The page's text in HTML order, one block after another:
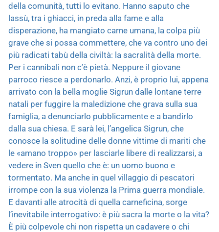
della comunità, tutti lo evitano. Hanno saputo che
lassù, tra i ghiacci, in preda alla fame e alla
disperazione, ha mangiato carne umana, la colpa più
grave che si possa commettere, che va contro uno dei
più radicati tabù della civiltà: la sacralità della morte.
Per i cannibali non c’è pietà. Neppure il giovane
parroco riesce a perdonarlo. Anzi, è proprio lui, appena
arrivato con la bella moglie Sigrun dalle lontane terre
natali per fuggire la maledizione che grava sulla sua
famiglia, a denunciarlo pubblicamente e a bandirlo
dalla sua chiesa. E sarà lei, l’angelica Sigrun, che
conosce la solitudine delle donne vittime di mariti che
le «amano troppo» per lasciarle libere di realizzarsi, a
vedere in Sven quello che è: un uomo buono e
tormentato. Ma anche in quel villaggio di pescatori
irrompe con la sua violenza la Prima guerra mondiale.
E davanti alle atrocità di quella carneficina, sorge
l’inevitabile interrogativo: è più sacra la morte o la vita?
È più colpevole chi non rispetta un cadavere o chi